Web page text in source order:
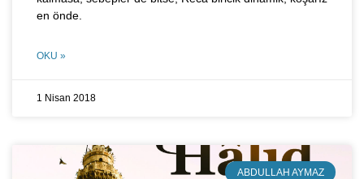
en önde.
OKU »
1 Nisan 2018
ABDULLAH AYMAZ